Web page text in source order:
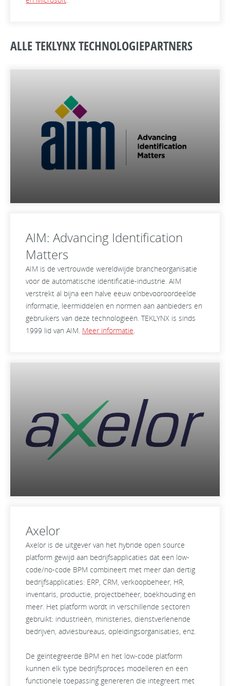
ALLE TEKLYNX TECHNOLOGIEPARTNERS
AIM: Advancing Identification
Matters
AIM is de vertrouwde wereldwijde brancheorganisatie
voor de automatische identificatie-industrie. AIM
verstrekt al bijna een halve eeuw onbevooroordeelde
informatie, leermiddelen en normen aan aanbieders en
gebruikers van deze technologieën. TEKLYNX is sinds
1999 lid van AIM. Meer informatie.
Axelor
Axelor is de uitgever van het hybride open source
platform gewijd aan bedrijfsapplicaties dat een low-
code/no-code BPM combineert met meer dan dertig
bedrijfsapplicaties: ERP, CRM, verkoopbeheer, HR,
inventaris, productie, projectbeheer, boekhouding en
meer. Het platform wordt in verschillende sectoren
gebruikt: industrieën, ministeries, dienstverlenende
bedrijven, adviesbureaus, opleidingsorganisaties, enz.
De geïntegreerde BPM en het low-code platform
kunnen elk type bedrijfsproces modelleren en een
functionele toepassing genereren die integreert met